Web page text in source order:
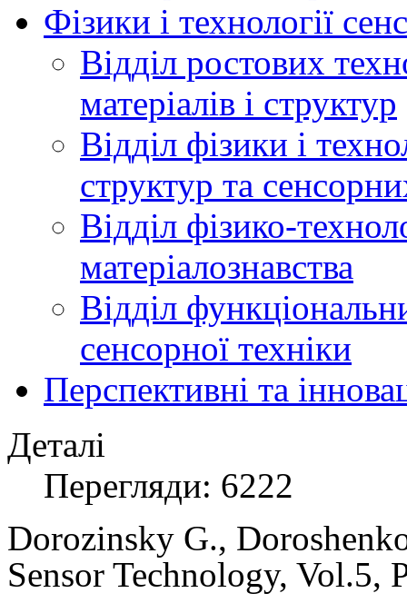
Фізики і технології
Відділ ростових
матеріалів і структур
Відділ фізики і
структур та
Відділ фізико-
матеріалознавства
Відділ
сенсорної техніки
Перспективні та
Деталі
Перегляди: 6222
Dorozinsky G.,
Sensor Technology, Vol.5,